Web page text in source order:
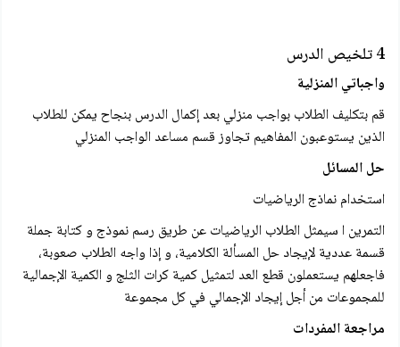
4 تلخيص الدرس
واجباتي المنزلية
قم بتكليف الطلاب بواجب منزلي بعد إكمال الدرس بنجاح يمكن للطلاب
الذين يستوعبون المفاهيم تجاوز قسم مساعد الواجب المنزلي
حل المسائل
استخدام نماذج الرياضيات
التمرين ا سيمثل الطلاب الرياضيات عن طريق رسم نموذج و كتابة جملة
قسمة عددية لإيجاد حل المسألة الكلامية، و إذا واجه الطلاب صعوبة،
فاجعلهم يستعملون قطع العد لتمثيل کمية كرات الثلج و الكمية الإجمالية
للمجموعات من أجل إيجاد الإجمالي في كل مجموعة
مراجعة المفردات